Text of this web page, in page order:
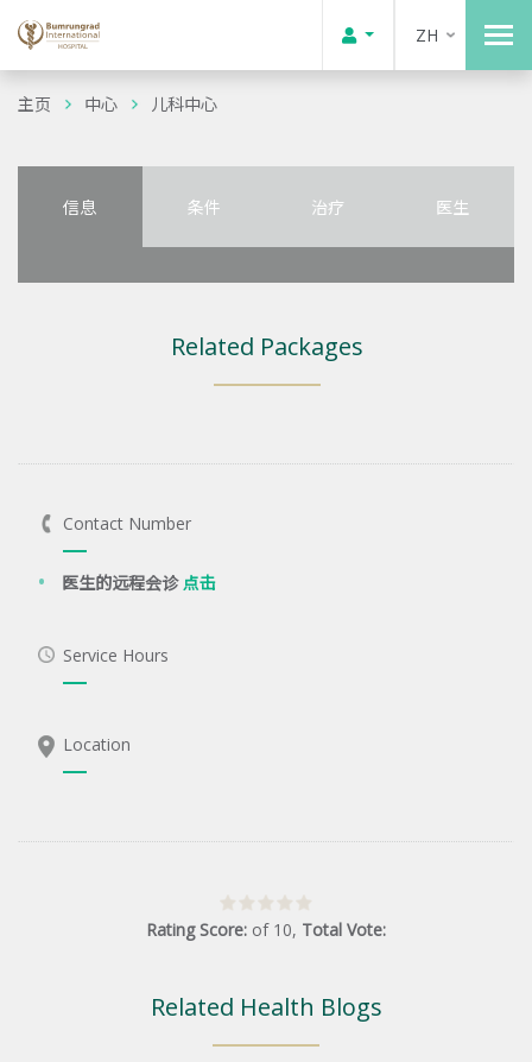
ZH
主页 中心 儿科中心
信息 条件 治疗 医生
Related Packages
Contact Number
医生的远程会诊点击
Service Hours
Location
Rating Score: of 10, Total Vote:
Related Health Blogs